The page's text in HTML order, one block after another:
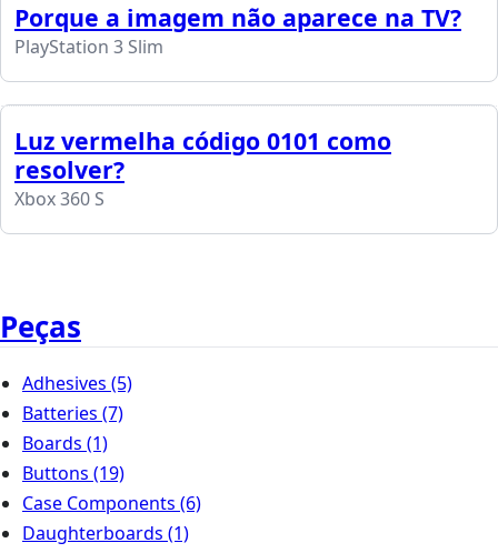
Porque a imagem não aparece na TV?
PlayStation 3 Slim
Luz vermelha código 0101 como
resolver?
Xbox 360 S
Peças
Adhesives (5)
Batteries (7)
Boards (1)
Buttons (19)
Case Components (6)
Daughterboards (1)